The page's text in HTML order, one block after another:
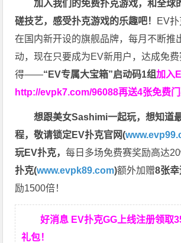
加入我们的免费扑克游戏，和全球
磋技艺，感受扑克游戏的乐趣吧！ EV
在国内新开设的旗舰品牌，每月不断推
动，现在只要成为EV新用户，达成免
得——“EV专属大宝箱”启动码1组加入
http://evpk7.com/96088再送4张免费门
想跟美女Sashimi一起玩，想知道
程，敬请锁定EV扑克官网(
玩EV扑克，每日多场免费赛奖励高达
扑克(www.evpk89.com)额外加赠8张
励1500倍！
好消息 EV扑克GG上线注册领取
礼包！